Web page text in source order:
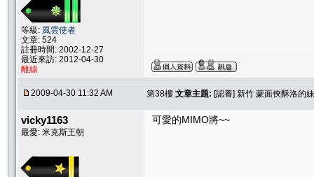
等級: 風雲使者
文章: 524
註冊時間: 2002-12-27
最近來訪: 2012-04-30
離線
2009-04-30 11:32 AM 第38樓 文章主題: [認養] 新竹 蒙面俠酥洛的
vicky1163
最愛: 米克斯王朝
可愛的MIMO將~~